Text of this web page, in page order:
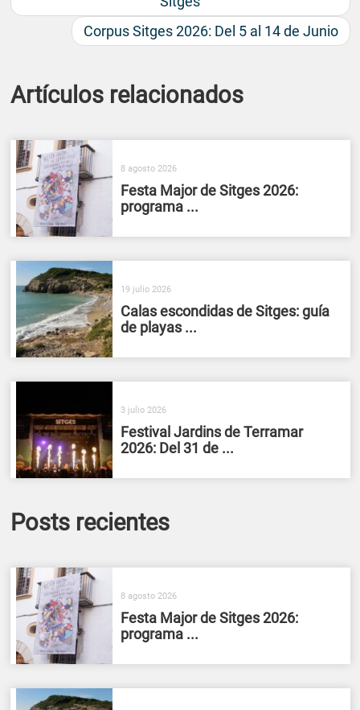
Corpus Sitges 2026: Del 5 al 14 de Junio
Artículos relacionados
8 agosto 2026
Festa Major de Sitges 2026:
programa ...
19 julio 2026
Calas escondidas de Sitges: guía
de playas ...
3 julio 2026
Festival Jardins de Terramar
2026: Del 31 de ...
Posts recientes
8 agosto 2026
Festa Major de Sitges 2026:
programa ...